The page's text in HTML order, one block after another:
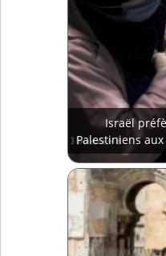
Israël
Palestiniens